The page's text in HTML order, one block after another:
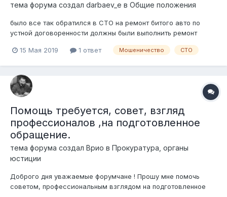
тема форума создал darbaev_e в Общие положения
было все так обратился в СТО на ремонт битого авто по
устной договоренности должны были выполнить ремонт
телевизор, и запчасти по кузову привез я они поменяли и
выдавать машину и снижать с...
15 Мая 2019 1 ответ Мошеничество СТО
Помощь требуется, совет, взгляд
профессионалов ,на подготовленное
обращение.
тема форума создал Врио в Прокуратура, органы
юстиции
Доброго дня уважаемые форумчане ! Прошу мне помочь
советом, профессиональным взглядом на подготовленное